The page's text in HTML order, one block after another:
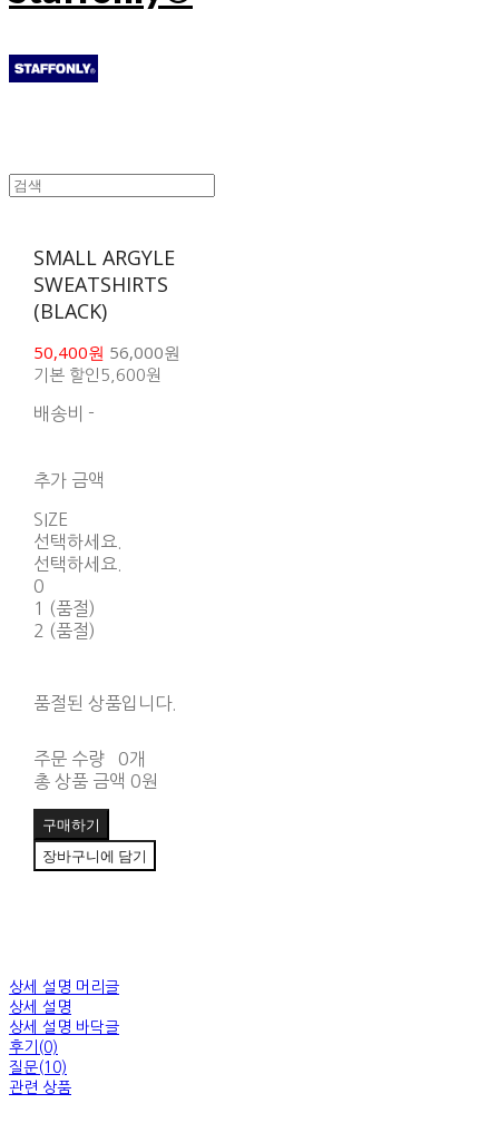
SMALL ARGYLE
SWEATSHIRTS
(BLACK)
50,400원 56,000원
기본 할인 5,600원
배송비 -
추가 금액
SIZE
선택하세요.
선택하세요.
0
1 (품절)
2 (품절)
품절된 상품입니다.
주문 수량
0개
총 상품 금액 0원
구매하기
장바구니에 담기
상세 설명 머리글
상세 설명
상세 설명 바닥글
후기(0)
질문(10)
관련 상품